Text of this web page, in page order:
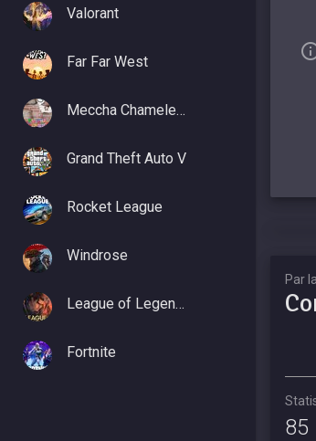
Valorant
Far Far West
Meccha Chameleon
Grand Theft Auto V
Rocket League
Windrose
League of Legends
Fortnite
Par
85